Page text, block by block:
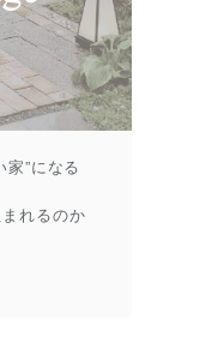
”になる
れるのか